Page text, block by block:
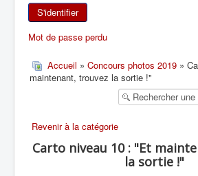
RANDONNÉE PÉDESTRE
RANDONNÉE SPORTIVE
S'identifier
Mot de passe perdu
Accueil » Concours photos 2019 »
maintenant, trouvez la sortie !"
Revenir à la catégorie
Carto niveau 10 : "Et
la sortie !"